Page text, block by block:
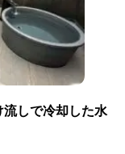
しで冷却した水